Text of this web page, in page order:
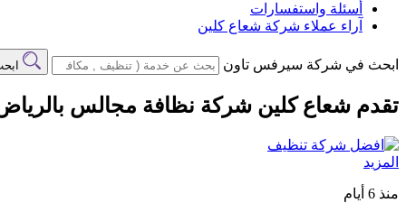
أسئلة واستفسارات
آراء عملاء شركة شعاع كلين
ابحث في شركة سيرفس تاون
تقدم شعاع كلين شركة نظافة مجالس بالرياض
المزيد
منذ 6 أيام